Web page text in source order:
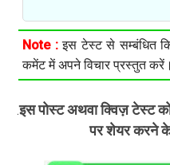
Note :इस टेस्ट से सम्बंधित
कमेंट में अपने विचार प्रस्तुत करें।
.इस पोस्ट अथवा क्विज़ टेस्ट
पर शेयर करने